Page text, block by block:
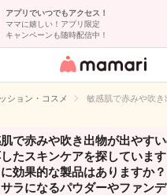
アプリでいつでもアクセス！
ママに嬉しい！アプリ限定
キャンペーンも随時配信中！
女性専用匿名QA
イト
ション・コスメ 敏感肌で赤みや吹
で赤みや吹き出物が出やす
たスキンケアを探しています
効果的な製品はありますか
ラになるパウダーやファン